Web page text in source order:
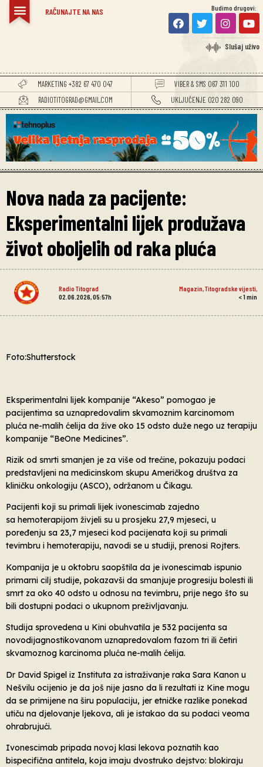
RAČUNAJTE NA NAS Budimo drugovi:
Slušaj uživo
MARKETING +382 67 470 047
VIBER & SMS 067 311 100
RADIOTITOGRAD@GMAIL.COM
UKLJUČENJE 020 282 090
Nova nada za pacijente:
Eksperimentalni lijek produžava
život oboljelih od raka pluća
Radio Titograd Magazin Titogradske vijesti
02.06.2026, 05:57h
< 1min
Foto:Shutterstock
Eksperimentalni lijek kompanije “Akeso” pomogao je
pacijentima sa uznapredovalim skvamoznim karcinomom
pluća ne-malih ćelija da žive oko 15 odsto duže nego uz terapiju
kompanije “BeOne Medicines”.
Rizik od smrti smanjen je za više od trećine, pokazuju podaci
predstavljeni na medicinskom skupu Američkog društva za
kliničku onkologiju (ASCO), održanom u Čikagu.
Pacijenti koji su primali lijek ivonescimab zajedno
sa hemoterapijom živjeli su u prosjeku 27,9 mjeseci, u
poređenju sa 23,7 mjeseci kod pacijenata koji su primali
tevimbru i hemoterapiju, navodi se u studiji, prenosi Rojters.
Kompanija je u oktobru saopštila da je ivonescimab ispunio
primarni cilj studije, pokazavši da smanjuje progresiju bolesti ili
smrt za oko 40 odsto u odnosu na tevimbru, prije nego što su
bili dostupni podaci o ukupnom preživljavanju.
Studija sprovedena u Kini obuhvatila je 532 pacijenta sa
novodijagnostikovanom uznapredovalom fazom tri ili četiri
skvamoznog karcinoma pluća ne-malih ćelija.
Dr David Spigel iz Instituta za istraživanje raka Sara Kanon u
Nešvilu ocijenio je da još nije jasno da li rezultati iz Kine mogu
da se primijene na širu populaciju, jer etničke razlike ponekad
utiču na djelovanje ljekova, ali je istakao da su podaci veoma
ohrabrujući.
Ivonescimab pripada novoj klasi lekova poznatih kao
bispecifična antitela, koja imaju dvostruko dejstvo: blokiraju